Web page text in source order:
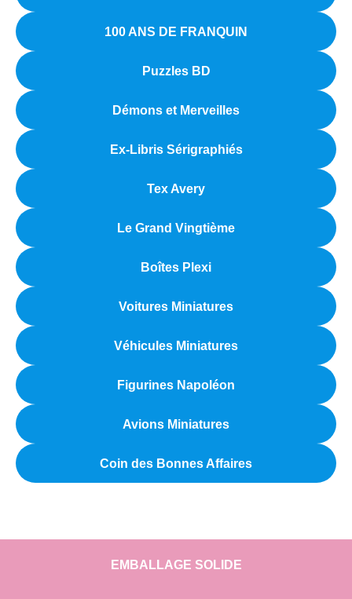
100 ANS DE FRANQUIN
Puzzles BD
Démons et Merveilles
Ex-Libris Sérigraphiés
Tex Avery
Le Grand Vingtième
Boîtes Plexi
Voitures Miniatures
Véhicules Miniatures
Figurines Napoléon
Avions Miniatures
Coin des Bonnes Affaires
EMBALLAGE SOLIDE